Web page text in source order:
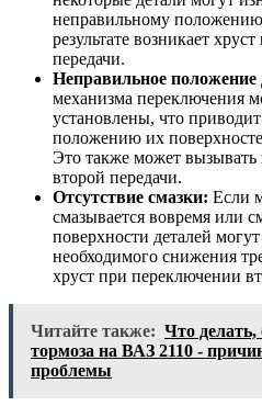
неправильному
результате возникает
передачи.
Неправильное положение
механизма переключения
установлены, что
положению их
Это также может
второй передачи.
Отсутствие смазки: Если
смазывается вовремя или
поверхности деталей
необходимого снижения
хруст при переключении
Читайте также: Что делать,
тормоза на ВАЗ 2110 -
проблемы